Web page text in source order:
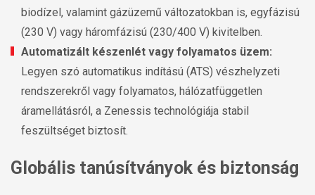
biodízel, valamint gázüzemű változatokban is, egyfázisú
(230 V) vagy háromfázisú (230/400 V) kivitelben.
Automatizált készenlét vagy folyamatos üzem:
Legyen szó automatikus indítású (ATS) vészhelyzeti
rendszerekről vagy folyamatos, hálózatfüggetlen
áramellátásról, a Zenessis technológiája stabil
feszültséget biztosít.
Globális tanúsítványok és biztonság